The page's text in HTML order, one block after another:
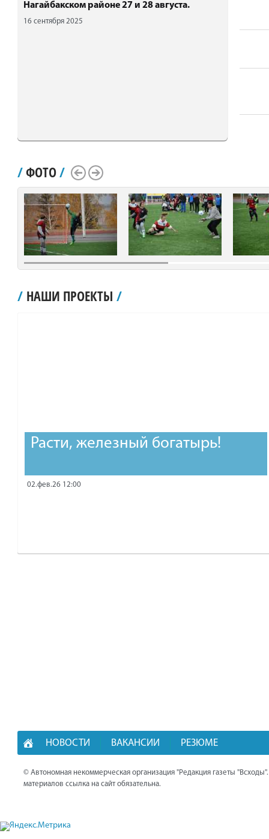
Нагайбакском районе 27 и 28 августа.
16 сентября 2025
/ФОТО/
Scroll LeftScroll Right
/ НАШИ ПРОЕКТЫ /
Расти, железный богатырь!
02.фев.26 12:00
НОВОСТИ ВАКАНСИИ РЕЗЮМЕ
© Автономная некоммерческая организация "Редакция газеты
материалов ссылка на сайт обязательна.